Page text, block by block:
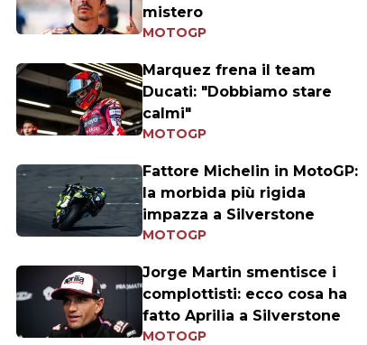
mistero
MOTOGP
Marquez frena il team
Ducati: "Dobbiamo stare
calmi"
MOTOGP
Fattore Michelin in MotoGP:
la morbida più rigida
impazza a Silverstone
MOTOGP
Jorge Martin smentisce i
complottisti: ecco cosa ha
fatto Aprilia a Silverstone
MOTOGP